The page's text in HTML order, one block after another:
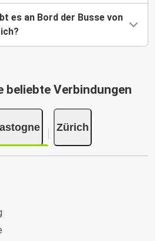
es an Bord der Busse von
beliebte Verbindungen
Zürich